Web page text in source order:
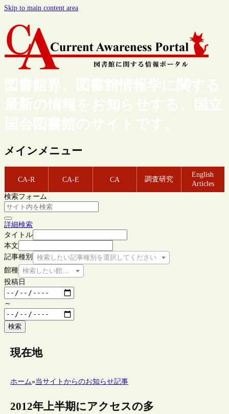
Skip to main content area
図書館界、図書館情報学に関する
最新の情報をお知らせする、国立
国会図書館のサイトです。
メインメニュー
CA-R CA-E CA 調査研究
English
Articles
検索フォーム
詳細検索
タイトル
本文
記事種別
検索したい記事種別を選択してください
館種 検索したい館種を選択してください
投稿日
～
検索
現在地
ホーム»当サイトからのお知らせ記事
2012年上半期にアクセスの多